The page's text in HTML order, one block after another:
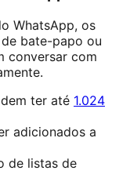
WhatsApp, os
bate-papo ou
conversar com
ter até 1.024
adicionados a
de listas de